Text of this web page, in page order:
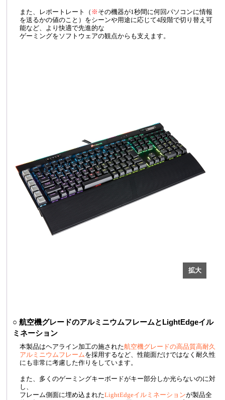
また、レポートレート（ ※その機器が1秒間に何回パソコンに情報
を送るかの値のこと）をシーンや用途に応じて4段階で切り替え可
能など、より快適で先進的な
ゲーミングをソフトウェアの観点からも支えます。
○ 航空機グレードのアルミニウムフレームとLightEdgeイル
ミネーション
本製品はヘアライン加工の施された航空機グレードの高品質高耐久
アルミニウムフレームを採用するなど、性能面だけではなく耐久性
にも非常に考慮した作りをしています。
また、多くのゲーミングキーボードがキー部分しか光らないのに対
し、
フレーム側面に埋め込まれたLightEdgeイルミネーションが製品全